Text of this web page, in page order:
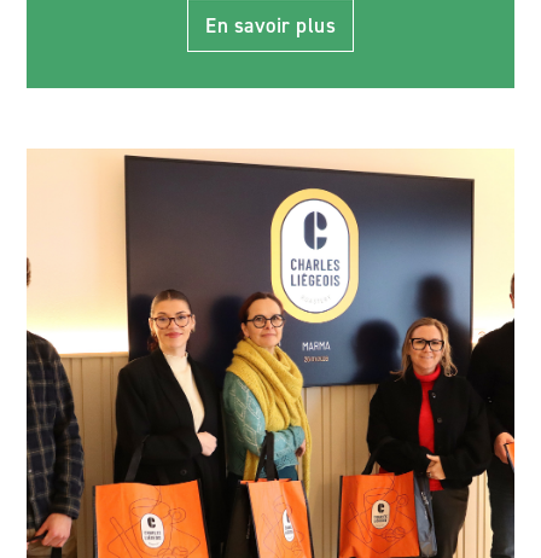
En savoir plus